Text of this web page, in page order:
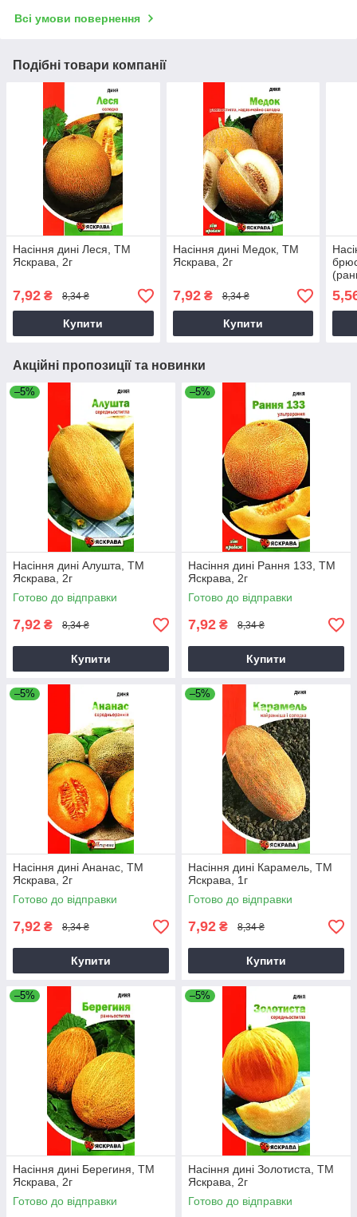
Всі умови повернення
Подібні товари компанії
Насіння дині Леся, ТМ
Яскрава, 2г
7,92 ₴ 8,34 ₴
Купити
Насіння дині Медок, ТМ
Яскрава, 2г
7,92₴ 8,34 ₴
Купити
Акційні пропозиції та новинки
–5%
Насіння дині Алушта, ТМ
Яскрава, 2г
Готово до відправки
7,92 ₴ 8,34 ₴
Купити
–5%
Насіння дині Рання 133, ТМ
Яскрава, 2г
Готово до відправки
7,92 ₴ 8,34 ₴
Купити
–5%
Насіння дині Ананас, ТМ
Яскрава, 2г
Готово до відправки
7,92 ₴ 8,34 ₴
Купити
–5%
Насіння дині Карамель, ТМ
Яскрава, 1г
Готово до відправки
7,92 ₴ 8,34 ₴
Купити
–5%
Насіння дині Берегиня, ТМ
Яскрава, 2г
Готово до відправки
–5%
Насіння дині Золотиста, ТМ
Яскрава, 2г
Готово до відправки